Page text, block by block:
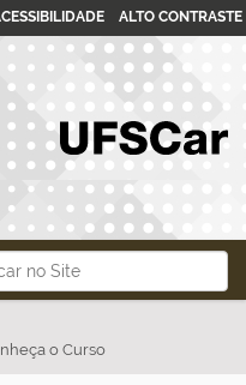
Avançada…
ALTO CONTRASTE
o Curso